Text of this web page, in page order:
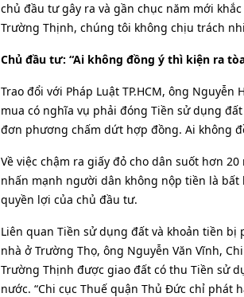
chủ đầu tư gây ra và gần chục năm mới
Trường Thịnh, chúng tôi không chịu trách
Chủ đầu tư: “Ai không đồng ý thì kiện ra
Trao đổi với Pháp Luật TP.HCM, ông
mua có nghĩa vụ phải đóng Tiền sử dụng
đơn phương chấm dứt hợp đồng. Ai không
Về việc chậm ra giấy đỏ cho dân suốt hơn
nhấn mạnh người dân không nộp tiền là
quyền lợi của chủ đầu tư.
Liên quan Tiền sử dụng đất và khoản tiền
nhà ở Trường Thọ, ông Nguyễn Văn Vĩnh,
Trường Thịnh được giao đất có thu Tiền sử
nước. “Chi cục Thuế quận Thủ Đức chỉ phát